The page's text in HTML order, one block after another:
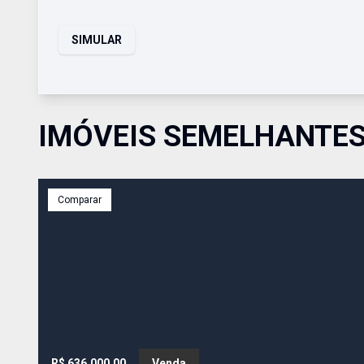
SIMULAR
IMÓVEIS
Comparar